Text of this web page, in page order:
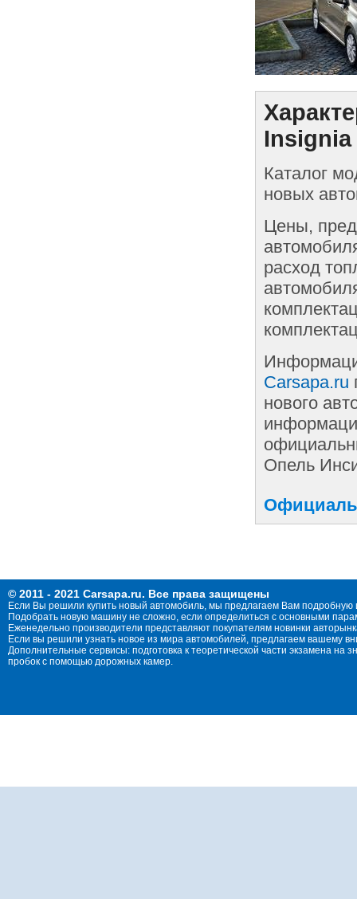
Insignia
Каталог
новых
Цены,
расход
Carsapa.ru
нового
Опель
© 2011 - 2021 Carsapa.ru. Все права защищены
Если Вы решили купить новый автомобиль, мы предлагаем Вам
Подобрать новую машину не сложно, если определиться с основными
Еженедельно производители представляют покупателям новинки
Если вы решили узнать новое из мира автомобилей, предлагаем вашему
Дополнительные сервисы: подготовка к теоретической части экзамена
пробок с помощью дорожных камер.